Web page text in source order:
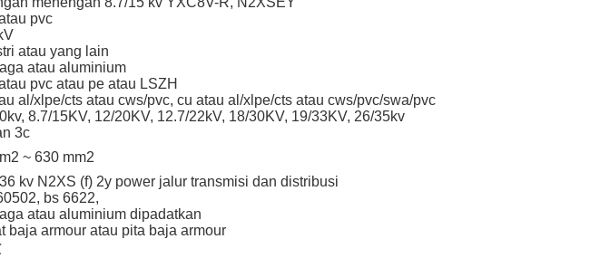
pvc
atau yang lain
atau aluminium
pvc atau pe atau LSZH
al/xlpe/cts atau cws/pvc, cu atau al/xlpe/cts atau cws/pvc/swa/pvc
8.7/15KV, 12/20KV, 12.7/22kV, 18/30KV, 19/33KV, 26/35kv
3c
~ 630 mm2
kv N2XS (f) 2y power jalur transmisi dan distribusi
bs 6622,
atau aluminium dipadatkan
baja armour atau pita baja armour